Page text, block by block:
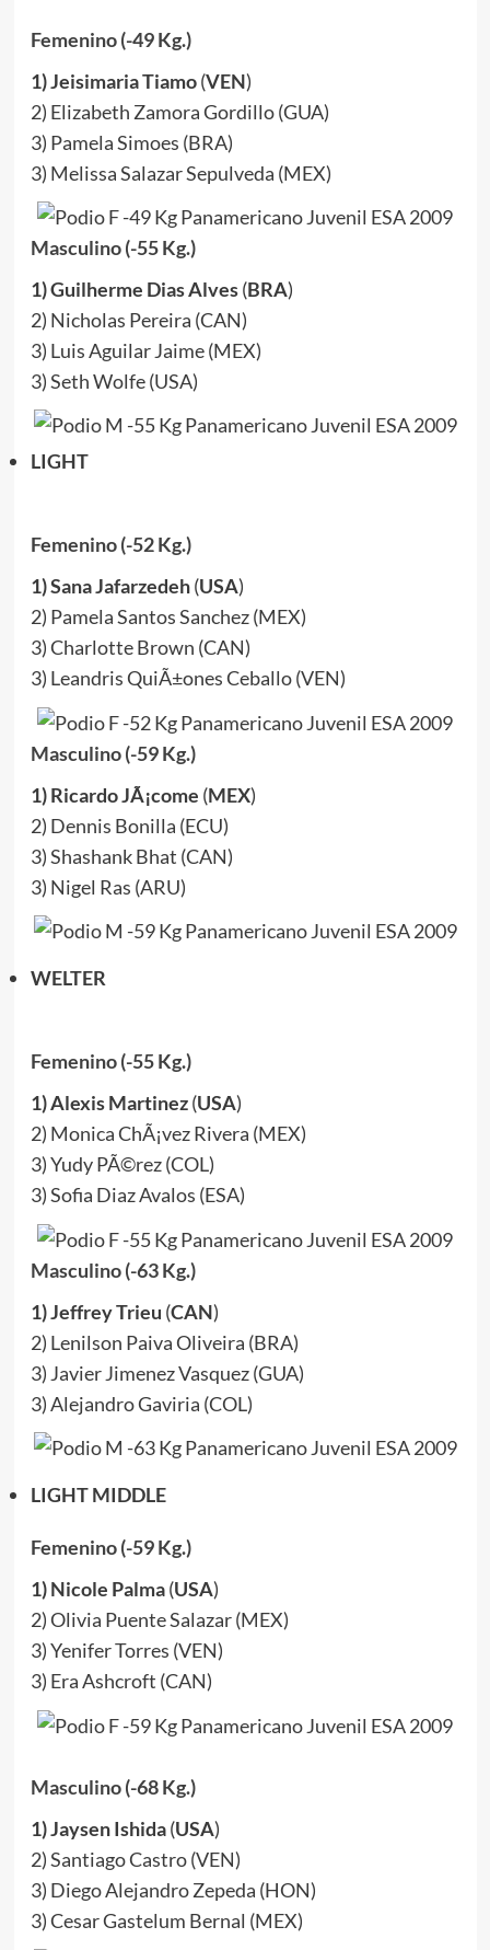
Femenino (-49 Kg.)
1) Jeisimaria Tiamo(VEN)
2) Elizabeth Zamora Gordillo (GUA)
3) Pamela Simoes (BRA)
3) Melissa Salazar Sepulveda (MEX)
Masculino (-55 Kg.)
1) Guilherme Dias Alves(BRA)
2) Nicholas Pereira (CAN)
3) Luis Aguilar Jaime (MEX)
3) Seth Wolfe (USA)
LIGHT
Femenino (-52 Kg.)
1) Sana Jafarzedeh(USA)
2) Pamela Santos Sanchez (MEX)
3) Charlotte Brown (CAN)
3) Leandris QuiÃ±ones Ceballo (VEN)
Masculino (-59 Kg.)
1) Ricardo JÃ¡come (MEX)
2) Dennis Bonilla (ECU)
3) Shashank Bhat (CAN)
3) Nigel Ras (ARU)
WELTER
Femenino (-55 Kg.)
1) Alexis Martinez(USA)
2) Monica ChÃ¡vez Rivera (MEX)
3) Yudy PÃ©rez (COL)
3) Sofia Diaz Avalos (ESA)
Masculino (-63 Kg.)
1) Jeffrey Trieu (CAN)
2) Lenilson Paiva Oliveira (BRA)
3) Javier Jimenez Vasquez (GUA)
3) Alejandro Gaviria (COL)
LIGHT MIDDLE
Femenino (-59 Kg.)
1) Nicole Palma(USA)
2) Olivia Puente Salazar (MEX)
3) Yenifer Torres (VEN)
3) Era Ashcroft (CAN)
Masculino (-68 Kg.)
1) Jaysen Ishida(USA)
2) Santiago Castro (VEN)
3) Diego Alejandro Zepeda (HON)
3) Cesar Gastelum Bernal (MEX)